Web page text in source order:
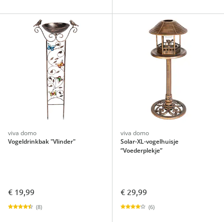
viva domo
Vogeldrinkbak "Vlinder"
€ 19,99
(8)
viva domo
Solar-XL-vogelhuisje
“Voederplekje”
€ 29,99
(6)